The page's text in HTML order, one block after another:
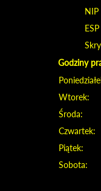
Godziny
Wtorek:
Środa:
Czwartek:
Piątek:
Sobota: